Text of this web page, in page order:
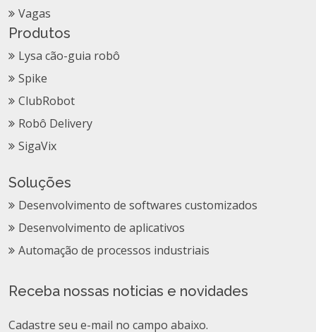
Vagas
Produtos
Lysa cão-guia robô
Spike
ClubRobot
Robô Delivery
SigaVix
Soluções
Desenvolvimento de softwares customizados
Desenvolvimento de aplicativos
Automação de processos industriais
Receba nossas noticias e novidades
Cadastre seu e-mail no campo abaixo.